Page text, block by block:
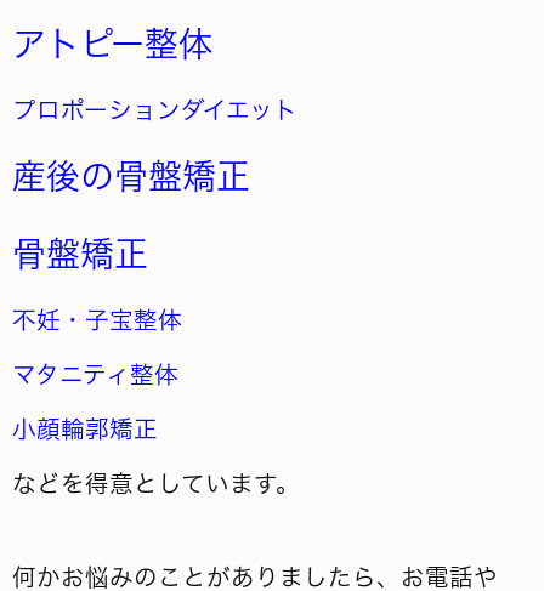
アトピー整体
プロポーションダイエット
産後の骨盤矯正
骨盤矯正
不妊・子宝整体
マタニティ整体
小顔輪郭矯正
などを得意としています。
何かお悩みのことがありましたら、お電話や